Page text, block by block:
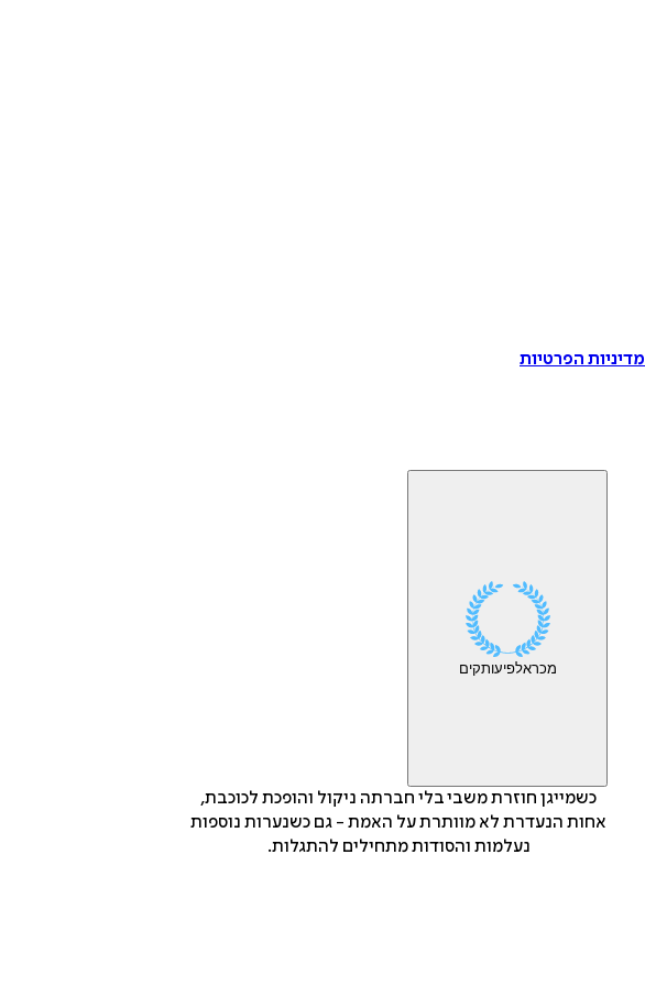
הפרטיות
מכראלפיעותקים
כשמייגן חוזרת משבי בלי חברתה ניקול והופכת לכוכבת,
אחות הנעדרת לא מוותרת על האמת - גם כשנערות נוספות
נעלמות והסודות מתחילים להתגלות.